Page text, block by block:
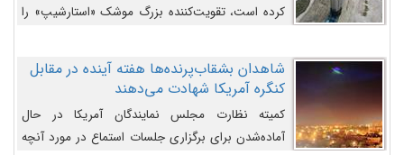
کرده است، تقویت‌کننده بزرگ موشک «استارشیپ» را
شاهدان بشقاب‌پرنده‌ها هفته آینده در مقابل
کنگره آمریکا شهادت می‌دهند
کمیته نظارت مجلس نمایندگان آمریکا در حال
آماده‌شدن برای برگزاری جلسات استماع در مورد آنچه